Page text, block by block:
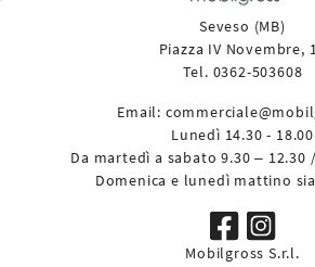
Seveso (MB)
Piazza IV Novembre,
Tel. 0362-503608
Email:
Lunedì 14.30 - 18.00
Da martedì a sabato 9.30 – 12.30
Domenica e lunedì mattino
Mobilgross S.r.l.